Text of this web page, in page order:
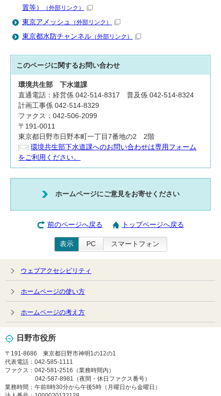
置等）
（外部リンク）
東京アメッシュ （外部リンク）
東京都水防チャンネル （外部リンク）
このページに関するお問い合わせ
環境共生部下水道課
直通電話：経営係 042-514-8317 普及係 042-514-8324
計画工事係 042-514-8329
ファクス：042-506-2099
〒191-0011
東京都日野市日野本町一丁目7番地の2 2階
環境共生部下水道課へのお問い合わせは専用フォーム
をご利用ください。
ホームページにご意見をお寄せください
前のページへ戻る トップページへ戻る
表示 PC スマートフォン
ウェブアクセシビリティ
ホームページの使い方
ホームページの考え方
日野市役所
〒191-8686 東京都日野市神明1の12の1
代表電話：042-585-1111
ファクス：042-581-2516（業務時間内）
042-587-8981（夜間・休日ファクス番号）
業務時間：午前8時30分から午後5時（月曜日から金曜日）